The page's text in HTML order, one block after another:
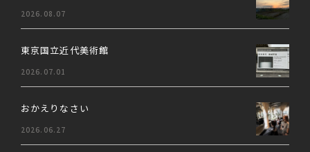
2026.08.07
東京国立近代美術館
2026.07.01
おかえりなさい
2026.06.27